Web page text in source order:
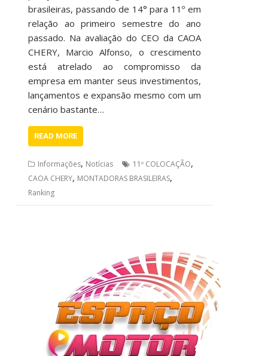
brasileiras, passando de 14° para 11º em
relação ao primeiro semestre do ano
passado. Na avaliação do CEO da CAOA
CHERY, Marcio Alfonso, o crescimento
está atrelado ao compromisso da
empresa em manter seus investimentos,
lançamentos e expansão mesmo com um
cenário bastante…
READ MORE
Informações, Notícias 11º COLOCAÇÃO,
CAOA CHERY, MONTADORAS BRASILEIRAS,
Ranking